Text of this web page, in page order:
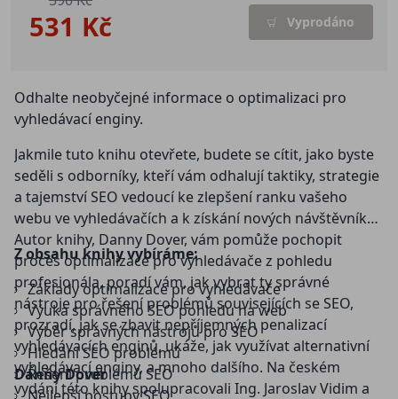
531 Kč Vyprodáno
Odhalte neobyčejné informace o optimalizaci pro
vyhledávací enginy.
Jakmile tuto knihu otevřete, budete se cítit, jako byste
seděli s odborníky, kteří vám odhalují taktiky, strategie
a tajemství SEO vedoucí ke zlepšení ranku vašeho
webu ve vyhledávačích a k získání nových návštěvníků.
Autor knihy, Danny Dover, vám pomůže pochopit
proces optimalizace pro vyhledávače z pohledu
profesionála, poradí vám, jak vybrat ty správné
nástroje pro řešení problémů souvisejících se SEO,
prozradí, jak se zbavit nepříjemných penalizací
vyhledávacích enginů, ukáže, jak využívat alternativní
vyhledávací enginy, a mnoho dalšího. Na českém
vydání této knihy spolupracovali Ing. Jaroslav Vidim a
Z obsahu knihy vybíráme:
Základy optimalizace pro vyhledávače
Výuka správného SEO pohledu na web
Výběr správných nástrojů pro SEO
Hledání SEO problémů
Řešení problémů SEO
Danny Dover